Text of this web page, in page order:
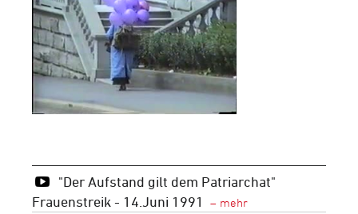
"Der Aufstand gilt dem Patriarchat"
Frauenstreik - 14.Juni 1991